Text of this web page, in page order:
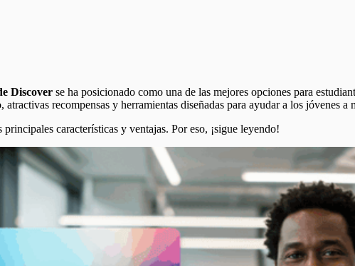
Discover se ha posicionado como una de las mejores opciones para
atractivas recompensas y herramientas diseñadas para ayudar a los jóvenes a
características y ventajas. Por eso, ¡sigue leyendo!